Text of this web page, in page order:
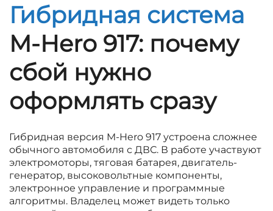
Гибридная система
M-Hero 917: почему
сбой нужно
оформлять сразу
Гибридная версия M-Hero 917 устроена сложнее
обычного автомобиля с ДВС. В работе участвуют
электромоторы, тяговая батарея, двигатель-
генератор, высоковольтные компоненты,
электронное управление и программные
алгоритмы. Владелец может видеть только